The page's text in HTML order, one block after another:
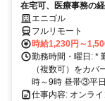
在宅可、医療事務の
エニゴル
フルリモート
時給1,230円～
勤務時間・曜日: *
（複数可）をカ
時～9時 昼帯③平
仕事内容: オンラ